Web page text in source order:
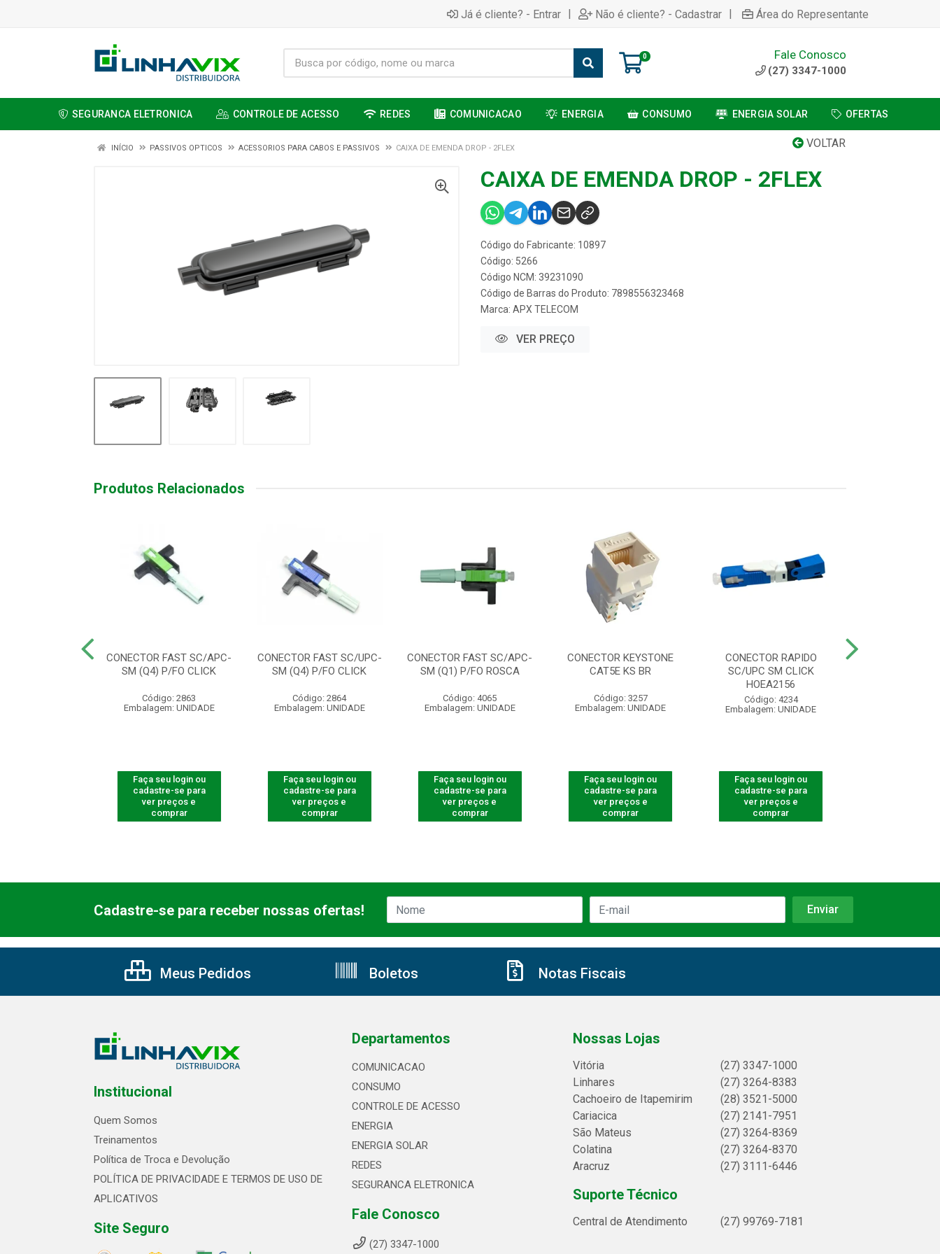
Já é cliente? - Entrar | Não é cliente? - Cadastrar | Área do Representante
0 Fale Conosco
(27) 3347-1000
SEGURANCA ELETRONICA CONTROLE DE ACESSO REDES COMUNICACAO ENERGIA CONSUMO ENERGIA SOLAR OFERTAS
VOLTAR
INÍCIO PASSIVOS OPTICOS ACESSORIOS PARA CABOS E PASSIVOS CAIXA DE EMENDA DROP - 2FLEX
CAIXA DE EMENDA DROP - 2FLEX
Código do Fabricante: 10897
Código: 5266
Código NCM: 39231090
Código de Barras do Produto: 7898556323468
Marca: APX TELECOM
VER PREÇO
Produtos Relacionados
CONECTOR FAST SC/APC-
SM (Q4) P/FO CLICK
Código: 2863
Embalagem: UNIDADE
Faça seu login ou
cadastre-se para
ver preços e
comprar
CONECTOR FAST SC/UPC-
SM (Q4) P/FO CLICK
Código: 2864
Embalagem: UNIDADE
Faça seu login ou
cadastre-se para
ver preços e
comprar
CONECTOR FAST SC/APC-
SM (Q1) P/FO ROSCA
Código: 4065
Embalagem: UNIDADE
Faça seu login ou
cadastre-se para
ver preços e
comprar
CONECTOR KEYSTONE
CAT5E KS BR
Código: 3257
Embalagem: UNIDADE
Faça seu login ou
cadastre-se para
ver preços e
comprar
CONECTOR RAPIDO
SC/UPC SM CLICK
HOEA2156
Código: 4234
Embalagem: UNIDADE
Faça seu login ou
cadastre-se para
ver preços e
comprar
Cadastre-se para receber nossas ofertas!
Meus Pedidos Boletos Notas Fiscais
Institucional
Quem Somos
Treinamentos
Política de Troca e Devolução
POLÍTICA DE PRIVACIDADE E TERMOS DE USO DE
APLICATIVOS
Site Seguro
Departamentos
COMUNICACAO
CONSUMO
CONTROLE DE ACESSO
ENERGIA
ENERGIA SOLAR
REDES
SEGURANCA ELETRONICA
Fale Conosco
(27) 3347-1000
Nossas Lojas
Vitória
(27) 3347-1000
Linhares
(27) 3264-8383
Cachoeiro de Itapemirim
(28) 3521-5000
Cariacica
(27) 2141-7951
São Mateus
(27) 3264-8369
Colatina
(27) 3264-8370
Aracruz
(27) 3111-6446
Suporte Técnico
Central de Atendimento (27) 99769-7181